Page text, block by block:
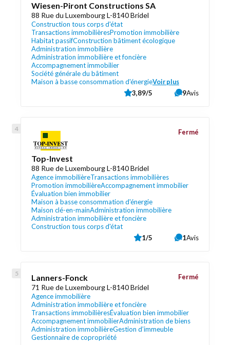
Wiesen-Piront Constructions SA
88 Rue du Luxembourg L-8140 Bridel
Construction tous corps d'état
Transactions immobilièresPromotion immobilière
Habitat passifConstruction bâtiment écologique
Administration immobilière
Administration immobilière et foncière
Accompagnement immobilier
Société générale du bâtiment
Maison à basse consommation d'énergieVoir plus
3,89/5 9Avis
Top-Invest
88 Rue de Luxembourg L-8140 Bridel
Agence immobilièreTransactions immobilières
Promotion immobilièreAccompagnement immobilier
Évaluation bien immobilier
Maison à basse consommation d'énergie
Maison clé-en-mainAdministration immobilière
Administration immobilière et foncière
Construction tous corps d'état
Fermé
1/5 1Avis
Lanners-Fonck
71 Rue de Luxembourg L-8140 Bridel
Agence immobilière
Administration immobilière et foncière
Transactions immobilièresÉvaluation bien immobilier
Accompagnement immobilierAdministration de biens
Administration immobilièreGestion d’immeuble
Gestionnaire de copropriété
Fermé